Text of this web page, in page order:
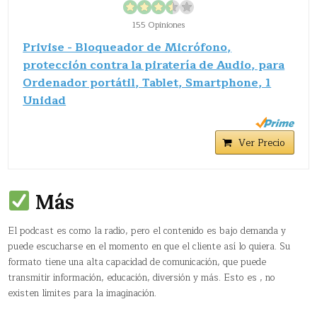
155 Opiniones
Privise - Bloqueador de Micrófono,
protección contra la piratería de Audio, para
Ordenador portátil, Tablet, Smartphone, 1
Unidad
Ver Precio
Más
El podcast es como la radio, pero el contenido es bajo demanda y
puede escucharse en el momento en que el cliente así lo quiera. Su
formato tiene una alta capacidad de comunicación, que puede
transmitir información, educación, diversión y más. Esto es , no
existen límites para la imaginación.